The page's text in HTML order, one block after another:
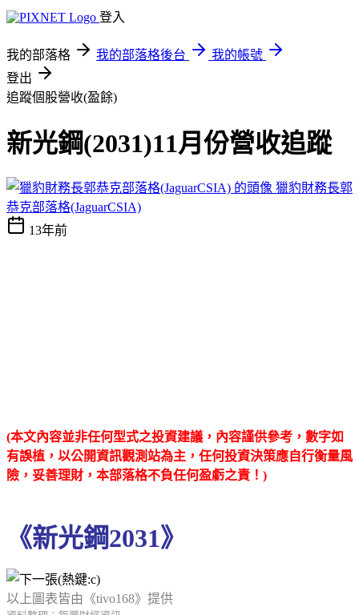
登入
我的部落格 我的部落格後台
我的帳號
登出
追蹤個股營收(盈餘)
新光鋼(2031)11月份營收追蹤
獵豹財務長郭
恭克部落格(JaguarCSIA)
13年前
(本文內容並非任何型式之投資建議，內容謹供參考，數字如
有誤植，以公開資訊觀測站為主，任何投資決策應自行衡量風
險，妥善理財，本部落格不負任何盈虧之責！)
《新光鋼2031》
以上圖表皆由《tivo168》提供